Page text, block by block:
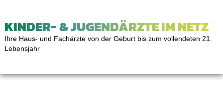
KINDER- & JUGENDÄRZTE IM NETZ
Ihre Haus- und Fachärzte von der Geburt bis zum vollendeten 21.
Lebensjahr